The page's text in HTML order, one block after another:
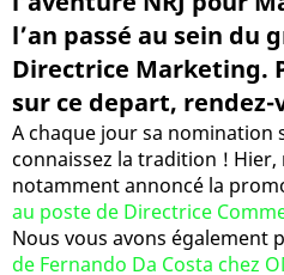
l’an passé au sein du
Directrice Marketing.
sur ce depart, rendez-
A chaque jour sa nomination
connaissez la tradition ! Hier,
notamment annoncé la
au poste de Directrice
Nous vous avons également
de Fernando Da Costa chez